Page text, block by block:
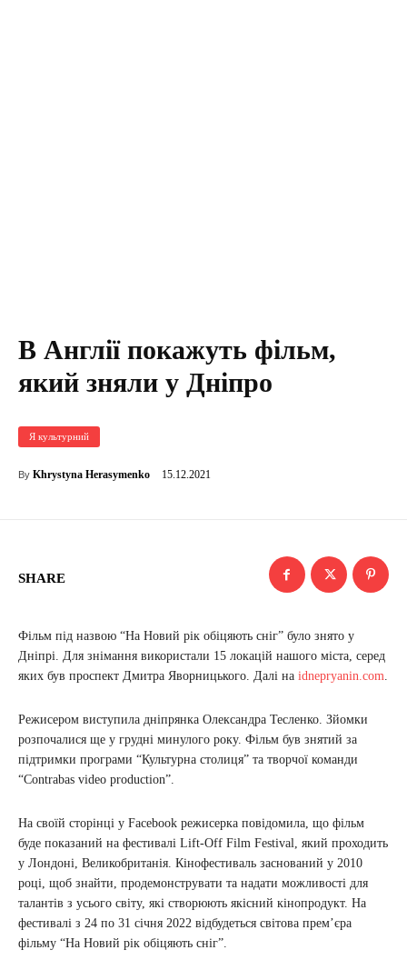
В Англії покажуть фільм,
який зняли у Дніпро
Я культурний
By Khrystyna Herasymenko 15.12.2021
SHARE
Фільм під назвою “На Новий рік обіцяють сніг” було знято у
Дніпрі. Для знімання використали 15 локацій нашого міста, серед
яких був проспект Дмитра Яворницького. Далі на idnepryanin.com.
Режисером виступила дніпрянка Олександра Тесленко. Зйомки
розпочалися ще у грудні минулого року. Фільм був знятий за
підтримки програми “Культурна столиця” та творчої команди
“Contrabas video production”.
На своїй сторінці у Facebook режисерка повідомила, що фільм
буде показаний на фестивалі Lift-Off Film Festival, який проходить
у Лондоні, Великобританія. Кінофестиваль заснований у 2010
році, щоб знайти, продемонструвати та надати можливості для
талантів з усього світу, які створюють якісний кінопродукт. На
фестивалі з 24 по 31 січня 2022 відбудеться світова прем’єра
фільму “На Новий рік обіцяють сніг”.